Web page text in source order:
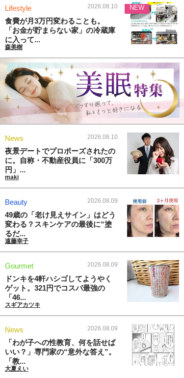
Lifestyle 2026.08.10
食費が月3万円変わることも。
「お金が貯まらない家」の冷蔵庫
に入って...
森美樹
NEW
News 2026.08.10
夜景デートでプロポーズされたの
に。自称・不動産役員に「300万
円」...
maki
Beauty 2026.08.09
49歳の「老け見えサイン」はどう
変わる？スキンケアの最後に“塗
るだ...
遠藤幸子
Gourmet 2026.08.09
ドンキを4軒ハシゴしてようやく
ゲット。321円でコスパ最強の
「46...
スギアカツキ
News 2026.08.09
「わが子への性教育、何を話せば
いい？」専門家の“意外な答え”。
「教...
大夏えい